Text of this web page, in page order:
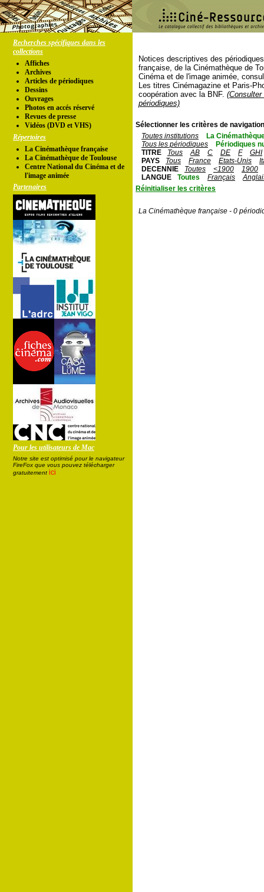
Recherches spécifiques dans les
collections
Affiches
Archives
Articles de périodiques
Dessins
Ouvrages
Photos en accés réservé
Revues de presse
Vidéos (DVD et VHS)
Répertoires
La Cinémathèque française
La Cinémathèque de Toulouse
Centre National du Cinéma et de
l'image animée
Partenaires
Pour les utilisateurs de Mac
Notre site est optimisé pour le navigateur
FireFox que vous pouvez télécharger
gratuitement ici
Notices descriptives des
française, de la Cinémathèque de
Cinéma et de l'image animée,
Les titres Cinémagazine et Paris-
coopération avec la BNF.
périodiques)
Sélectionner les critères de
Toutes institutions
La
Tous les périodiques
Périodiques
TITRE
Tous AB C DE F
GHI
PAYS
Tous France Etats-Unis
DECENNIE
Toutes <1900
1900
LANGUE
Toutes Français
Réinitialiser les critères
La Cinémathèque française - 0